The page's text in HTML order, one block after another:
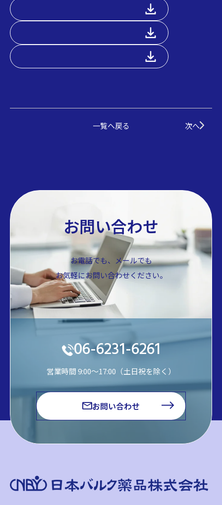
一覧へ戻る 次へ
お問い合わせ
お電話でも、メールでも
お気軽にお問い合わせください。
06-6231-6261
営業時間 9:00～17:00（土日祝を除く）
お問い合わせ